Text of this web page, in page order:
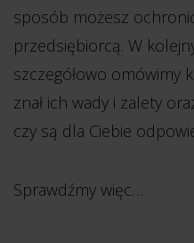
sposób możesz
przedsiębiorcą. W
szczegółowo omówimy
znał ich wady i zalety
czy są dla Ciebie
Sprawdźmy więc…